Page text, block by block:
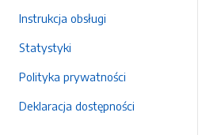
Instrukcja obsługi
Statystyki
Polityka prywatności
Deklaracja dostępności